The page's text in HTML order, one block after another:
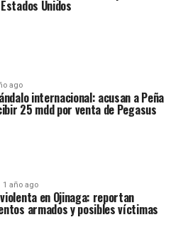
Unidos
ago
internacional: acusan a Peña
25 mdd por venta de Pegasus
1 año ago
en Ojinaga: reportan
armados y posibles víctimas